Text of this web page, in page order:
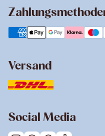
Versand
Social Media